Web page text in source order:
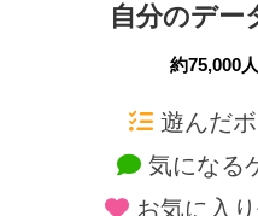
自分のデー
約75,000人
遊んだ
気になる
お気に入
ボードゲームを検索する